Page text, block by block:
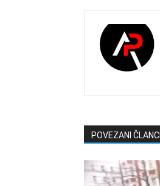
POVEZANI ČLANCI